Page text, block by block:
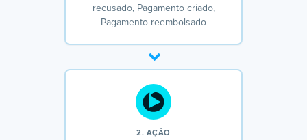
recusado, Pagamento criado,
Pagamento reembolsado
2. AÇÃO